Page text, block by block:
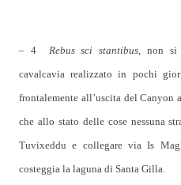
– 4 Rebus sci stantibus, non si
cavalcavia realizzato in pochi
frontalemente all’uscita del Canyon
che allo stato delle cose nessuna
Tuvixeddu e collegare via Is
costeggia la laguna di Santa Gilla.